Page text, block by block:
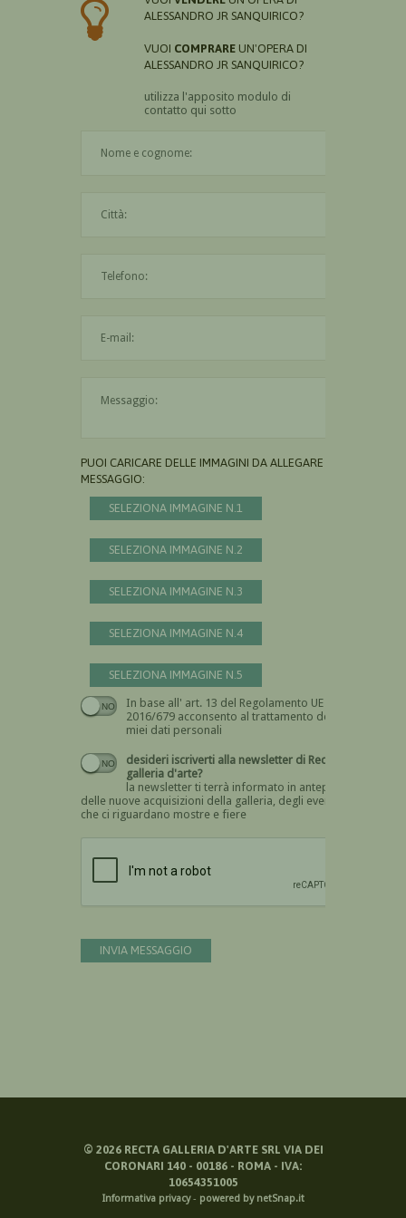
ALESSANDRO JR SANQUIRICO?
VUOI COMPRARE UN'OPERA DI
ALESSANDRO JR SANQUIRICO?
utilizza l'apposito modulo di
contatto qui sotto
PUOI CARICARE DELLE IMMAGINI DA ALLEGARE AL
MESSAGGIO:
SELEZIONA IMMAGINE N.1
SELEZIONA IMMAGINE N.2
SELEZIONA IMMAGINE N.3
SELEZIONA IMMAGINE N.4
SELEZIONA IMMAGINE N.5
In base all' art. 13 del Regolamento UE n.
2016/679 acconsento al trattamento dei
miei dati personali
Devi dare il consenso
desideri iscriverti alla newsletter di Recta
galleria d'arte?
la newsletter ti terrà informato in anteprima
delle nuove acquisizioni della galleria, degli eventi
che ci riguardano mostre e fiere
INVIA MESSAGGIO
© 2026RECTA GALLERIA D'ARTE SRL VIA DEI
CORONARI 140 - 00186 - ROMA - IVA:
10654351005
Informativa privacy- powered by netSnap.it